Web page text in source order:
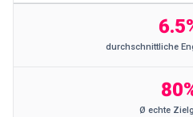
durchschnittliche
Ø echte